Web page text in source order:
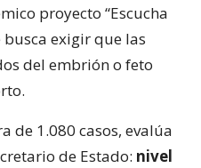
proyecto “Escucha
exigir que las
del embrión o feto
de 1.080 casos, evalúa
de Estado: nivel